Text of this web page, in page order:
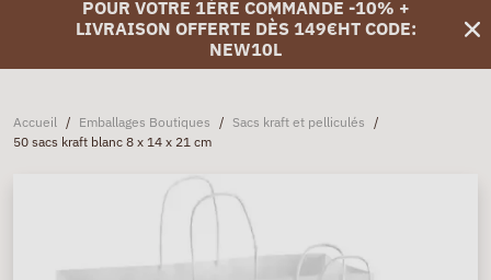
POUR VOTRE 1ÈRE COMMANDE -10% +
LIVRAISON OFFERTE DÈS 149€HT CODE:
NEW10L
Accueil / Emballages Boutiques / Sacs kraft et pelliculés /
50 sacs kraft blanc 8 x 14 x 21 cm